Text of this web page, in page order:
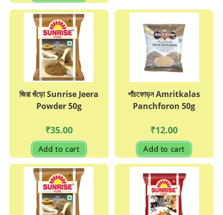
The
জিরা গুঁড়ো Sunrise Jeera
Powder 50g
₹35.00
Add to cart
পাঁচফোড়ন Amritkalas
Panchforon 50g
₹12.00
Add to cart